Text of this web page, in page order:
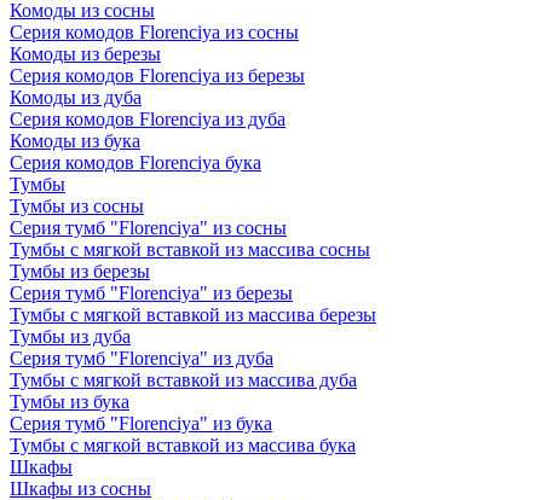
Комоды из сосны
Серия комодов Florenciya из сосны
Комоды из березы
Серия комодов Florenciya из березы
Комоды из дуба
Серия комодов Florenciya из дуба
Комоды из бука
Серия комодов Florenciya бука
Тумбы
Тумбы из сосны
Серия тумб "Florenciya" из сосны
Тумбы с мягкой вставкой из массива сосны
Тумбы из березы
Серия тумб "Florenciya" из березы
Тумбы с мягкой вставкой из массива березы
Тумбы из дуба
Серия тумб "Florenciya" из дуба
Тумбы с мягкой вставкой из массива дуба
Тумбы из бука
Серия тумб "Florenciya" из бука
Тумбы с мягкой вставкой из массива бука
Шкафы
Шкафы из сосны